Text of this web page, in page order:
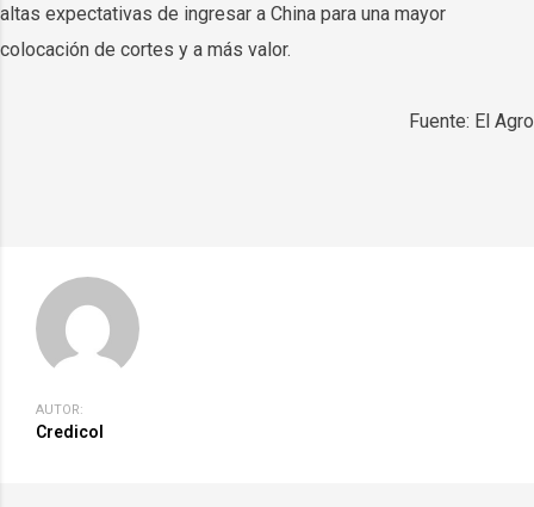
altas expectativas de ingresar a China para una mayor
colocación de cortes y a más valor.
Fuente: El Agro
AUTOR:
Credicol